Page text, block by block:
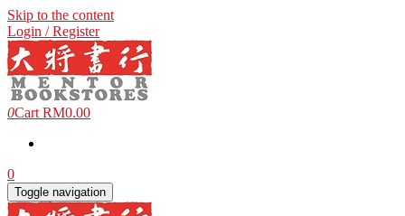
Skip to the content
Login / Register
0Cart RM0.00
0
Toggle navigation